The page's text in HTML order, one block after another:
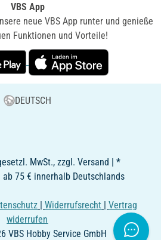
VBS App
neue VBS App runter und genieße
Funktionen und Vorteile!
DEUTSCH
MwSt., zzgl. Versand | *
75 € innerhalb Deutschlands
|Widerrufsrecht |Vertrag
widerrufen
VBS Hobby Service GmbH